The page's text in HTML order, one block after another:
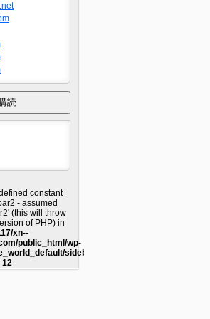
constant
- assumed
(this will throw
of PHP) in
xn--
public_html/wp-
sidebar2.php
12